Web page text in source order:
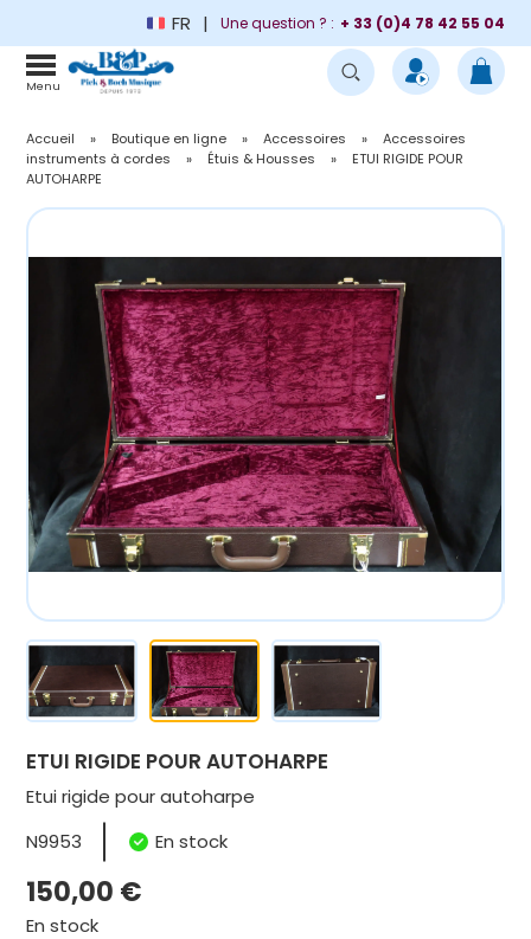
FR Une question ? : + 33 (0)4 78 42 55 04
Menu
Accueil » Boutique en ligne » Accessoires »
Accessoires
instruments à cordes
» Étuis & Housses »
ETUI RIGIDE POUR
AUTOHARPE
ETUI RIGIDE POUR AUTOHARPE
Etui rigide pour autoharpe
N9953
En stock
150,00 €
En stock